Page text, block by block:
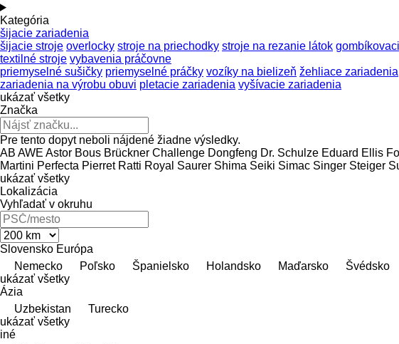
Kategória
šijacie zariadenia
šijacie stroje overlocky stroje na priechodky stroje na rezanie látok
textilné stroje vybavenia práčovne
priemyselné sušičky priemyselné práčky vozíky na bielizeň žehliace zariadenia
zariadenia na výrobu obuvi pletacie zariadenia vyšívacie zariadenia
ukázať všetky
Značka
Pre tento dopyt neboli nájdené žiadne výsledky.
AB AWE Astor Bous Brückner Challenge Dongfeng Dr. Schulze Eduard Ellis
Martini Perfecta Pierret Ratti Royal Saurer Shima Seiki Simac Singer Steiger
ukázať všetky
Lokalizácia
Vyhľadať v okruhu
Slovensko Európa
Nemecko
Poľsko Španielsko Holandsko Maďarsko Švédsko
ukázať všetky
Ázia
Uzbekistan
Turecko
ukázať všetky
iné